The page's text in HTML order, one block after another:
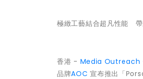
極緻工藝結合超凡性能
香港 - Media Outreach
品牌AOC 宣布推出「